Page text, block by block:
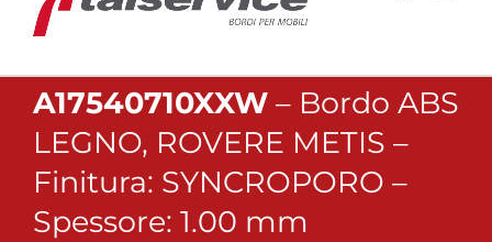
A17540710XXW – Bordo ABS
LEGNO, ROVERE METIS –
Finitura: SYNCROPORO –
Spessore: 1.00 mm